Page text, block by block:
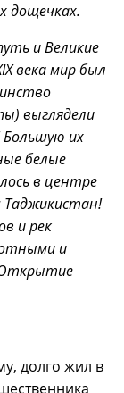
дощечках.
и Великие
века мир был
выглядели
Большую их
белые
в центре
Таджикистан!
и рек
и
долго жил в